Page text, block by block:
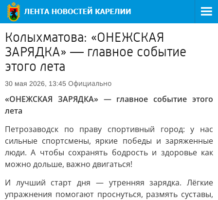
Колыхматова: «ОНЕЖСКАЯ
ЗАРЯДКА» — главное событие
этого лета
30 мая 2026, 13:45 Официально
«ОНЕЖСКАЯ ЗАРЯДКА» — главное событие этого
лета
Петрозаводск по праву спортивный город: у нас
сильные спортсмены, яркие победы и заряженные
люди. А чтобы сохранять бодрость и здоровье как
можно дольше, важно двигаться!
И лучший старт дня — утренняя зарядка. Лёгкие
упражнения помогают проснуться, размять суставы,